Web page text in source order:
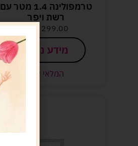
טרמפולינה 1.4 מטר עם
רשת ויפר
299.00 ש"ח
מידע נוסף
המלאי אזל